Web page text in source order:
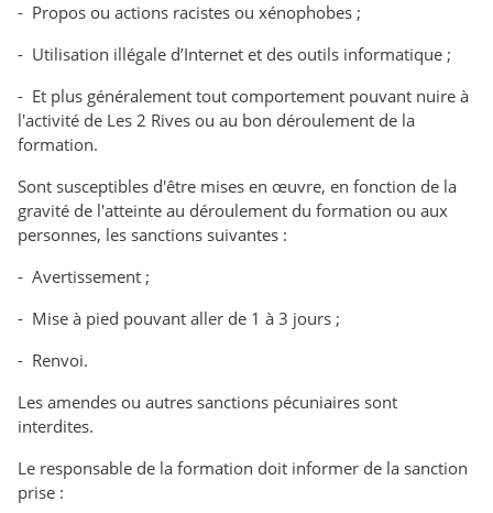
- Propos ou actions racistes ou xénophobes ;
- Utilisation illégale d’Internet et des outils informatique ;
- Et plus généralement tout comportement pouvant nuire à
l'activité de Les 2 Rives ou au bon déroulement de la
formation.
Sont susceptibles d'être mises en œuvre, en fonction de la
gravité de l'atteinte au déroulement du formation ou aux
personnes, les sanctions suivantes :
- Avertissement ;
- Mise à pied pouvant aller de 1 à 3 jours ;
- Renvoi.
Les amendes ou autres sanctions pécuniaires sont
interdites.
Le responsable de la formation doit informer de la sanction
prise :